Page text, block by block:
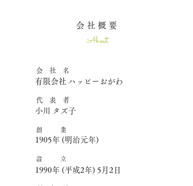
会 社 概 要
About
会 社 名
有限会社 ハッピーおがわ
​代 表 者
小川 タズ子
創 業
1905年 (明治元年)
設 立
1990年 (平成2年) 5月2日